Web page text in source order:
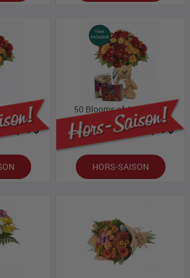
III
43,99 $
50 Blooms of Autumn IV
Prix Bloomex: 50,59 $
HORS-SAISON